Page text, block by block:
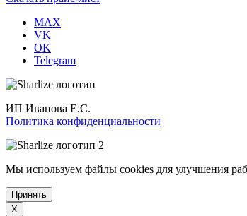
MAX
VK
OK
Telegram
ИП Иванова Е.С.
Политика конфиденциальности
Мы используем файлы cookies для улучшения
Принять
X